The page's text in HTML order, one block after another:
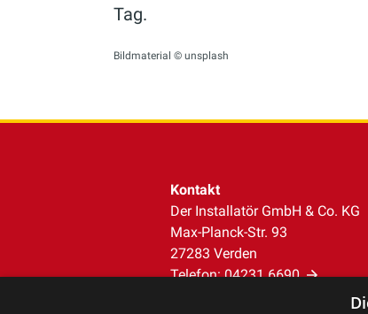
Tag.
Bildmaterial © unsplash
Kontakt
Der Installatör GmbH & Co. KG
Max-Planck-Str. 93
27283 Verden
Telefon:04231 6690